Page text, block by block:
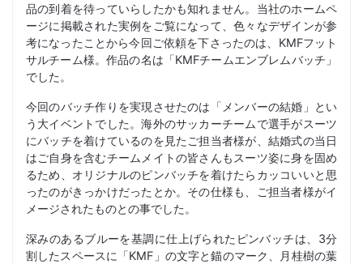
品の到着を待っていらしたかも知れません。当社のホームペ
ージに掲載された実例をご覧になって、色々なデザインが参
考になったことから今回ご依頼を下さったのは、KMFフット
サルチーム様。作品の名は「KMFチームエンブレムバッチ」
でした。
今回のバッチ作りを実現させたのは「メンバーの結婚」とい
う大イベントでした。海外のサッカーチームで選手がスーツ
にバッチを着けているのを見たご担当者様が、結婚式の当日
はご自身を含むチームメイトの皆さんもスーツ姿に身を固め
るため、オリジナルのピンバッチを着けたらカッコいいと思
ったのがきっかけだったとか。その仕様も、ご担当者様がイ
メージされたものとの事でした。
深みのあるブルーを基調に仕上げられたピンバッチは、3分
割したスペースに「KMF」の文字と錨のマーク、月桂樹の葉